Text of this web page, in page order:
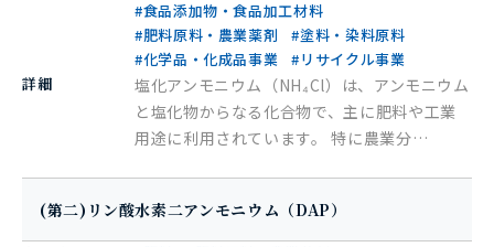
#食品添加物・食品加工材料
#肥料原料・農業薬剤
#塗料・染料原料
#化学品・化成品事業
#リサイクル事業
詳細
塩化アンモニウム（NH₄Cl）は、アンモニウム
と塩化物からなる化合物で、主に肥料や工業
用途に利用されています。 特に農業分…
(第二)リン酸水素二アンモニウム（DAP）